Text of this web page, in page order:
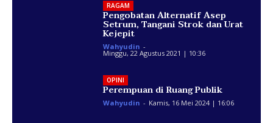
RAGAM
Pengobatan Alternatif Asep
Setrum, Tangani Strok dan Urat
Kejepit
Wahyudin -
Minggu, 22 Agustus 2021 | 10:36
OPINI
Perempuan di Ruang Publik
Wahyudin - Kamis, 16 Mei 2024 | 16:06